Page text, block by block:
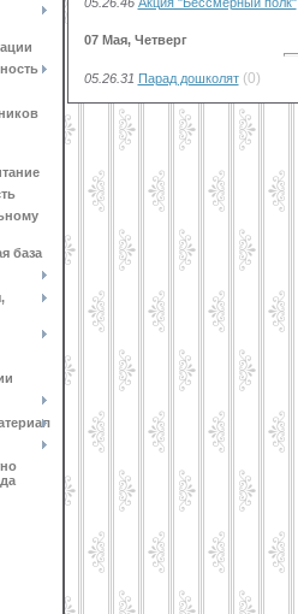
база
07 Мая, Четверг
05.26.31 Парад дошколят (0)